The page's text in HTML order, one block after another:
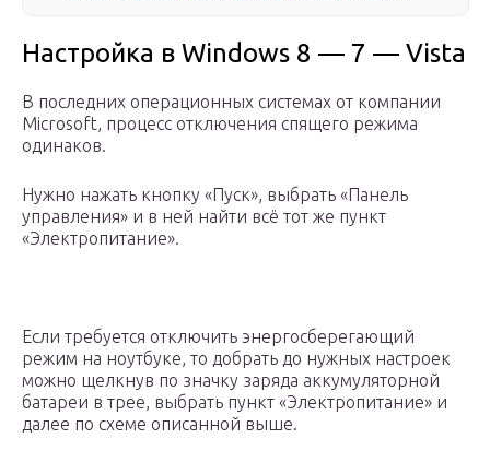
Настройка в Windows 8 — 7 — Vista
В последних операционных системах от компании
Microsoft, процесс отключения спящего режима
одинаков.
Нужно нажать кнопку «Пуск», выбрать «Панель
управления» и в ней найти всё тот же пункт
«Электропитание».
Если требуется отключить энергосберегающий
режим на ноутбуке, то добрать до нужных настроек
можно щелкнув по значку заряда аккумуляторной
батареи в трее, выбрать пункт «Электропитание» и
далее по схеме описанной выше.